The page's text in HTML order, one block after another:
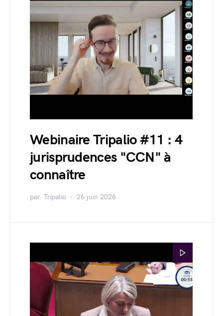
Webinaire Tripalio #11 : 4
jurisprudences "CCN" à
connaître
par Tripalio 26 juin 2026